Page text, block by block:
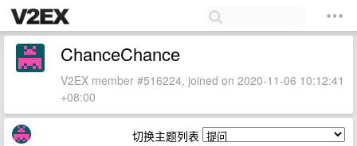
ChanceChance
V2EX member #516224, joined on 2020-11-06 10:12:41
+08:00
切换主题列表